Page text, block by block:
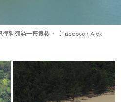
徑狗嶺涌一帶搜救。（Facebook Alex